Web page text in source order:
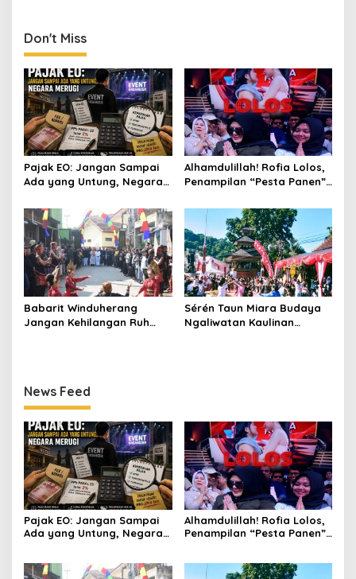
Digunakan Lagi
Don't Miss
Pajak EO: Jangan Sampai
Ada yang Untung, Negara
Alhamdulillah! Rofia Lolos,
Penampilan “Pesta Panen”
Manis
Babarit Winduherang
Jangan Kehilangan Ruh
Sérén Taun Miara Budaya
Ngaliwatan Kaulinan
News Feed
Pajak EO: Jangan Sampai
Ada yang Untung, Negara
Alhamdulillah! Rofia Lolos,
Penampilan “Pesta Panen”